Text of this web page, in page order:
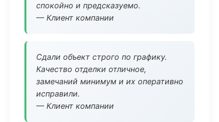
спокойно и предсказуемо.
— Клиент компании
Сдали объект строго по графику.
Качество отделки отличное,
замечаний минимум и их оперативно
исправили.
— Клиент компании